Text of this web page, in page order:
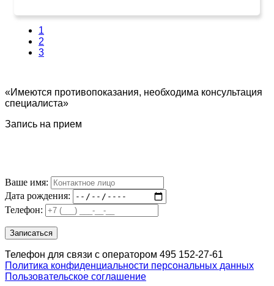
1
2
3
«Имеются противопоказания, необходима консультация
специалиста»
Запись на прием
Ваше имя:
Дата рождения:
Телефон:
Телефон для связи с оператором 495 152-27-61
Политика конфиденциальности персональных данных
Пользовательское соглашение